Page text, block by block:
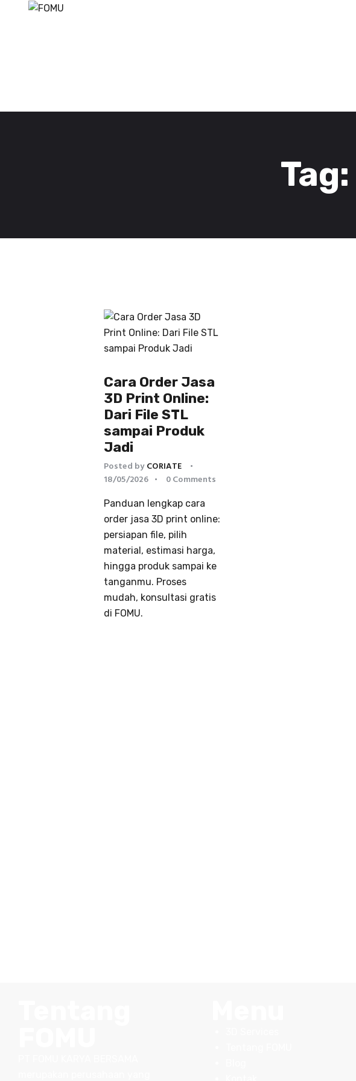
Cara Order Jasa
3D Print Online:
Dari File STL
sampai Produk
Jadi
Posted byCORIATE
18/05/2026
0Comments
Panduan lengkap cara
order jasa 3D print online:
persiapan file, pilih
material, estimasi harga,
hingga produk sampai ke
tanganmu. Proses
mudah, konsultasi gratis
di FOMU.